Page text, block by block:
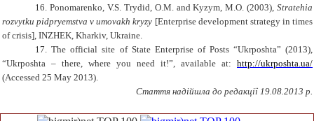
16.Ponomarenko, V.S. Trydid, O.M. andKyzym, M.O. (2003), Stratehia
rozvytku pidpryemstva v umovakh kryzy [Enterprisedevelopment strategy in times
of crisis], INZHEK, Kharkiv, Ukraine.
17.The official site of State Enterprise of Posts “Ukrposhta” (2013),
“Ukrposhta – there, where you need it!”, available at: http://ukrposhta.ua/
(Accessed 25 May 2013).
Стаття надійшла до редакції 19.08.2013 р.